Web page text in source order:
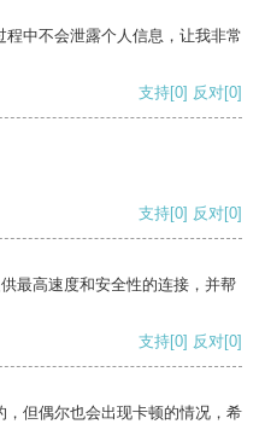
中不会泄露个人信息，让我非常
支持[0] 反对[0]
支持[0] 反对[0]
最高速度和安全性的连接，并帮
支持[0] 反对[0]
但偶尔也会出现卡顿的情况，希